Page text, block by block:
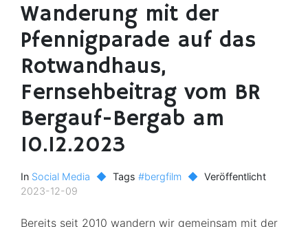
Wanderung mit der
Pfennigparade auf das
Rotwandhaus,
Fernsehbeitrag vom BR
Bergauf-Bergab am
10.12.2023
In Social Media ◆ Tags #bergfilm ◆ Veröffentlicht
2023-12-09
Bereits seit 2010 wandern wir gemeinsam mit der